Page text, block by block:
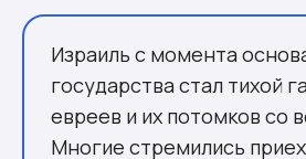
Израиль с момента
государства стал тихой
евреев и их потомков со
Многие стремились